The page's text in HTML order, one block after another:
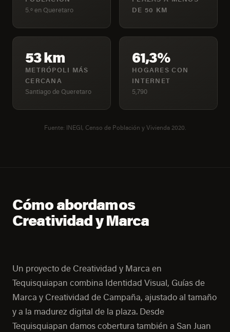
5.º en Queretaro
DE 50 KM
53 km
METRÓPOLI MÁS
CERCANA
Santiago de Queretaro
61,3%
HOGARES CON
INTERNET
5,790
Fuente: INEGI, Censo de Población y Vivienda 2020.
Cómo abordamos
Creatividad y Marca
Un proyecto de Creatividad y Marca en
Tequisquiapan combina Identidad Visual, Guías de
Marca y Creatividad de Campaña, ajustado al tamaño
y a la madurez digital de la plaza. Desde
Tequisquiapan damos cobertura también a San Juan